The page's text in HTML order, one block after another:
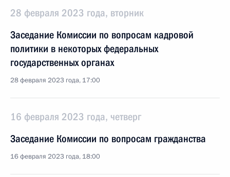
28 февраля 2023 года, вторник
Заседание Комиссии по вопросам кадровой
политики в некоторых федеральных
государственных органах
28 февраля 2023 года, 17:00
16 февраля 2023 года, четверг
Заседание Комиссии по вопросам гражданства
16 февраля 2023 года, 18:00